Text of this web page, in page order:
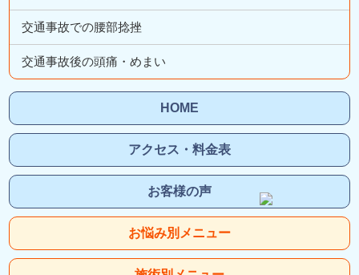
交通事故での腰部捻挫
交通事故後の頭痛・めまい
HOME
アクセス・料金表
お客様の声
お悩み別メニュー